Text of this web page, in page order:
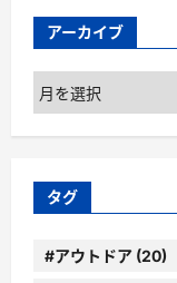
アーカイブ
ア
ー
カ
ブ
タグ
#アウトドア (20)